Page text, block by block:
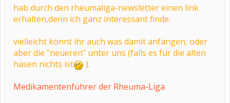
hab durch den rheumaliga-newsletter einen link
erhalten,denn ich ganz interessant finde.
vielleicht könnt ihr auch was damit anfangen, oder
aber die "neueren" unter uns (falls es für die alten
hasen nichts ist
).
Medikamentenführer der Rheuma-Liga